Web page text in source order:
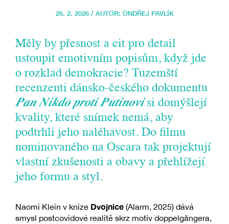
26. 2. 2026 / AUTOR: ONDŘEJ PAVLÍK
Měly by přesnost a cit pro detail
ustoupit emotivním popisům, když jde
o rozklad demokracie? Tuzemští
recenzenti dánsko-českého dokumentu
Pan Nikdo proti Putinovisi domýšlejí
kvality, které snímek nemá, aby
podtrhli jeho naléhavost. Do filmu
nominovaného na Oscara tak projektují
vlastní zkušenosti a obavy a přehlížejí
jeho formu a styl.
Naomi Klein v knize Dvojnice (Alarm, 2025) dává
smysl postcovidové realitě skrz motiv doppelgängera,